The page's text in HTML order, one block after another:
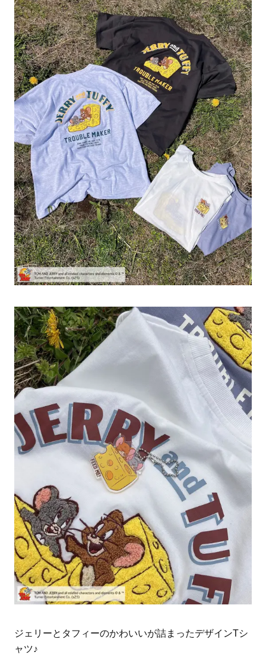
ジェリーとタフィーのかわいいが詰まったデザインTシ
ャツ♪